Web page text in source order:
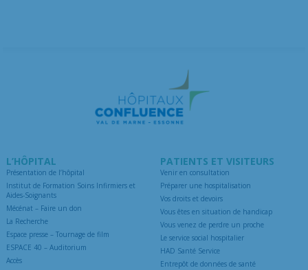
L’HÔPITAL
Présentation de l’hôpital
Institut de Formation Soins Infirmiers et
Aides-Soignants
Mécénat – Faire un don
La Recherche
Espace presse – Tournage de film
ESPACE 40 – Auditorium
Accès
PATIENTS ET VISITEURS
Venir en consultation
Préparer une hospitalisation
Vos droits et devoirs
Vous êtes en situation de handicap
Vous venez de perdre un proche
Le service social hospitalier
HAD Santé Service
Entrepôt de données de santé